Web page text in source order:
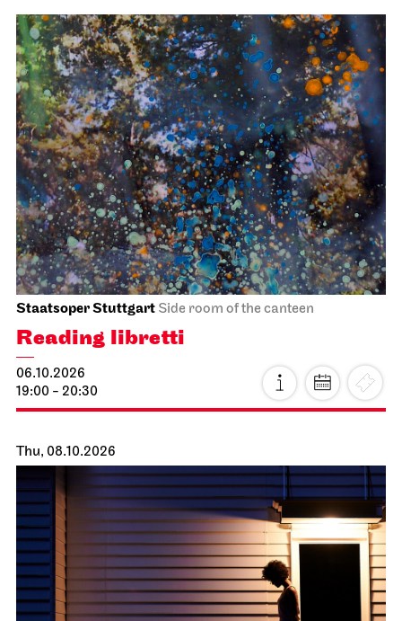
Staatsoper Stuttgart Side room of the canteen
Reading libretti
06.10.2026
19:00 - 20:30
Thu, 08.10.2026